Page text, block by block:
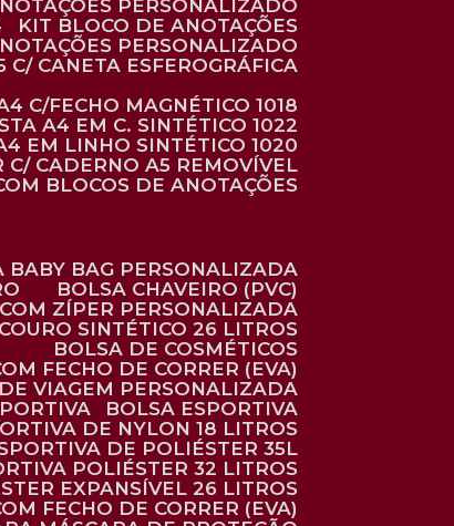
PERSONALIZADO
KIT BLOCO DE ANOTAÇÕES
PERSONALIZADO
C/ CANETA ESFEROGRÁFICA
A4 C/FECHO MAGNÉTICO 1018
A4 EM C. SINTÉTICO 1022
A4 EM LINHO SINTÉTICO 1020
C/ CADERNO A5 REMOVÍVEL
BLOCOS DE ANOTAÇÕES
BABY BAG PERSONALIZADA
BOLSA CHAVEIRO (PVC)
COM ZÍPER PERSONALIZADA
COURO SINTÉTICO 26 LITROS
BOLSA DE COSMÉTICOS
FECHO DE CORRER (EVA)
DE VIAGEM PERSONALIZADA
BOLSA ESPORTIVA
DE NYLON 18 LITROS
DE POLIÉSTER 35L
POLIÉSTER 32 LITROS
EXPANSÍVEL 26 LITROS
FECHO DE CORRER (EVA)